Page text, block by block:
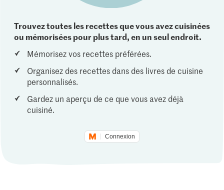
Trouvez toutes les recettes que vous avez cuisinées
ou mémorisées pour plus tard, en un seul endroit.
Mémorisez vos recettes préférées.
Organisez des recettes dans des livres de cuisine
personnalisés.
Gardez un aperçu de ce que vous avez déjà
cuisiné.
Connexion